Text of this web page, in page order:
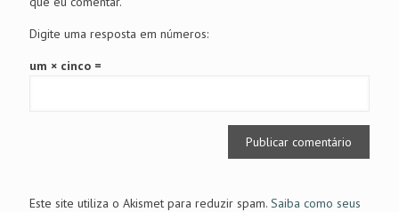
Digite uma resposta em números:
um × cinco =
Este site utiliza o Akismet para reduzir spam. Saiba como seus